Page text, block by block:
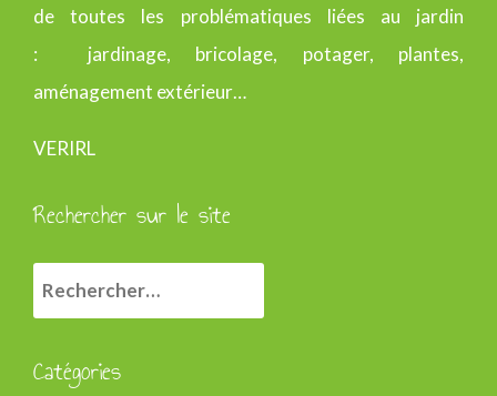
de toutes les problématiques liées au jardin
: jardinage, bricolage, potager, plantes,
aménagement extérieur…
VERIRL
Rechercher sur le site
R
e
Catégories